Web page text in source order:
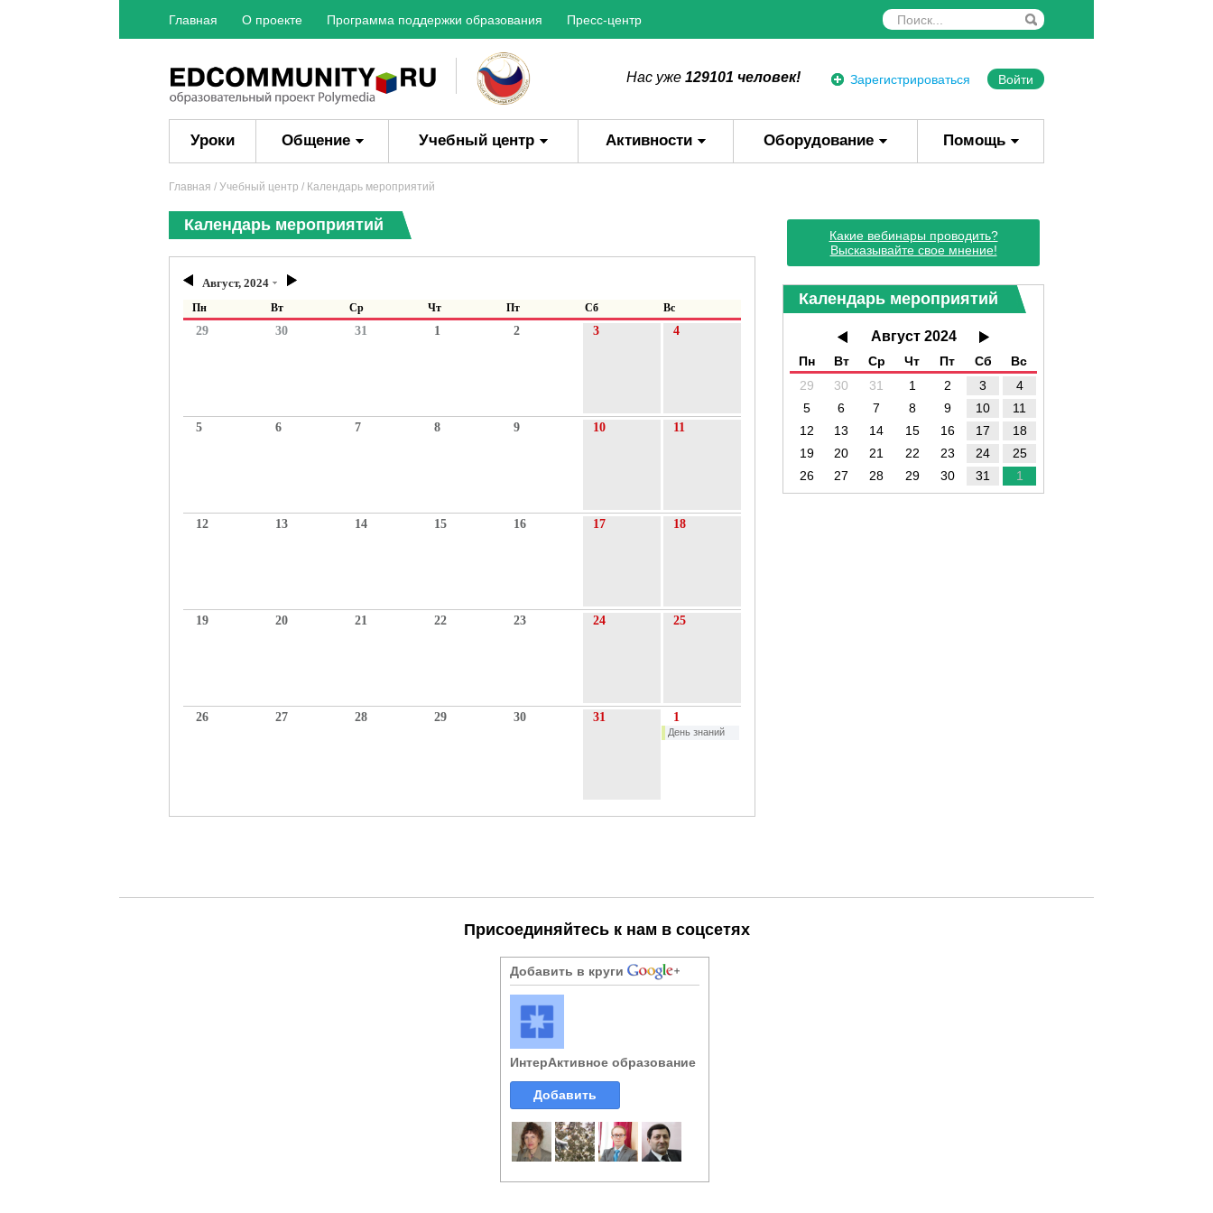
Главная О проекте Программа поддержки образования Пресс-центр
Зарегистрироваться Войти
Нас уже 129101 человек!
Уроки Общение Учебный центр Активности Оборудование Помощь
Главная / Учебный центр / Календарь мероприятий
Календарь мероприятий
Август, 2024
Пн Вт Ср Чт Пт Сб Вс
29 30 31 1 2 3 4
5 6 7 8 9 10 11
12 13 14 15 16 17 18
19 20 21 22 23 24 25
26 27 28 29 30 31 1
День знаний
Какие вебинары проводить?
Высказывайте свое мнение!
Календарь мероприятий
Август 2024
Пн Вт Ср Чт Пт Сб
Вс
29
30 31 1 2 3
4
5
6 7 8 9 10
11
12
13 14 15 16 17
18
19
20 21 22 23 24
25
26
27 28 29 30 31 1
Присоединяйтесь к нам в соцсетях
Добавить в круги
ИнтерАктивное образование
Добавить